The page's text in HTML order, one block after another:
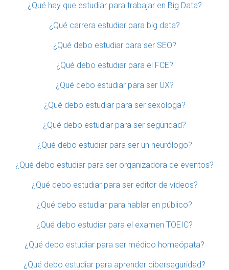
¿Qué hay que estudiar para trabajar en Big Data?
¿Qué carrera estudiar para big data?
¿Qué debo estudiar para ser SEO?
¿Qué debo estudiar para el FCE?
¿Qué debo estudiar para ser UX?
¿Qué debo estudiar para ser sexologa?
¿Qué debo estudiar para ser seguridad?
¿Qué debo estudiar para ser un neurólogo?
¿Qué debo estudiar para ser organizadora de eventos?
¿Qué debo estudiar para ser editor de vídeos?
¿Qué debo estudiar para hablar en público?
¿Qué debo estudiar para el examen TOEIC?
¿Qué debo estudiar para ser médico homeópata?
¿Qué debo estudiar para aprender ciberseguridad?